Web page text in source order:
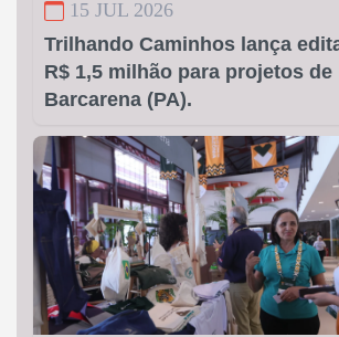
15 JUL 2026
Trilhando Caminhos lança
R$ 1,5 milhão para projetos de
Barcarena (PA).